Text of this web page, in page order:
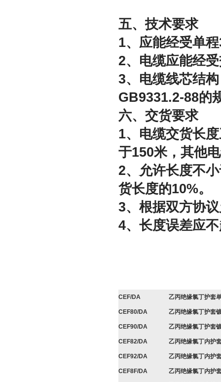
五、技术要求
1、应能经受单
2、电缆应能经
3、电缆线芯结
GB9331.2-88的
六、交货要求
1、电缆交货长
于150米，其他
2、允许长度不
货长度的10%。
3、根据双方协
4、长度误差应
CEF/DA 乙丙绝缘氯丁护套
CEF80/DA 乙丙绝缘氯丁护套
CEF90/DA 乙丙绝缘氯丁护套
CEF82/DA 乙丙绝缘氯丁内护
CEF92/DA 乙丙绝缘氯丁内护
CEF8F/DA 乙丙绝缘氯丁内护